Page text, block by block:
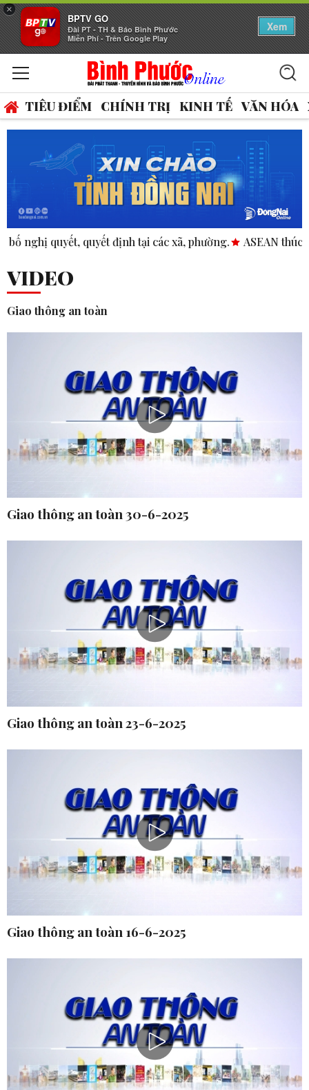
×
BPTV GO
Đài PT - TH & Báo Bình Phước
Miễn Phí - Trên Google Play
Xem
TIÊU ĐIỂM CHÍNH TRỊ KINH TẾ VĂN HÓA
phường. ASEAN thúc đẩy bình đẳng giới trong kinh doanh
VIDEO
Giao thông an toàn
Giao thông an toàn 30-6-2025
Giao thông an toàn 23-6-2025
Giao thông an toàn 16-6-2025